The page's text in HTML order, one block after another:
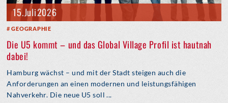
15. Juli 2026
GEOGRAPHIE
Die U5 kommt – und das Global Village Profil ist hautnah
dabei!
Hamburg wächst – und mit der Stadt steigen auch die
Anforderungen an einen modernen und leistungsfähigen
Nahverkehr. Die neue U5 soll ...